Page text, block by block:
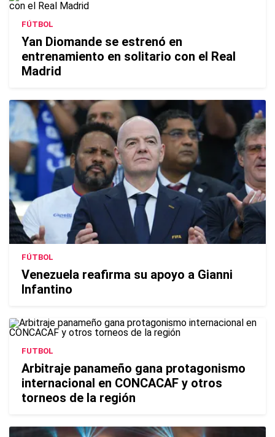
FÚTBOL
Yan Diomande se estrenó en
entrenamiento en solitario con el Real
Madrid
FÚTBOL
Venezuela reafirma su apoyo a Gianni
Infantino
FUTBOL
Arbitraje panameño gana protagonismo
internacional en CONCACAF y otros
torneos de la región